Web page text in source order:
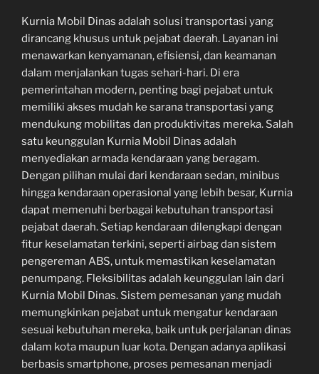
Kurnia Mobil Dinas adalah solusi transportasi yang
dirancang khusus untuk pejabat daerah. Layanan ini
menawarkan kenyamanan, efisiensi, dan keamanan
dalam menjalankan tugas sehari-hari. Di era
pemerintahan modern, penting bagi pejabat untuk
memiliki akses mudah ke sarana transportasi yang
mendukung mobilitas dan produktivitas mereka. Salah
satu keunggulan Kurnia Mobil Dinas adalah
menyediakan armada kendaraan yang beragam.
Dengan pilihan mulai dari kendaraan sedan, minibus
hingga kendaraan operasional yang lebih besar, Kurnia
dapat memenuhi berbagai kebutuhan transportasi
pejabat daerah. Setiap kendaraan dilengkapi dengan
fitur keselamatan terkini, seperti airbag dan sistem
pengereman ABS, untuk memastikan keselamatan
penumpang. Fleksibilitas adalah keunggulan lain dari
Kurnia Mobil Dinas. Sistem pemesanan yang mudah
memungkinkan pejabat untuk mengatur kendaraan
sesuai kebutuhan mereka, baik untuk perjalanan dinas
dalam kota maupun luar kota. Dengan adanya aplikasi
berbasis smartphone, proses pemesanan menjadi